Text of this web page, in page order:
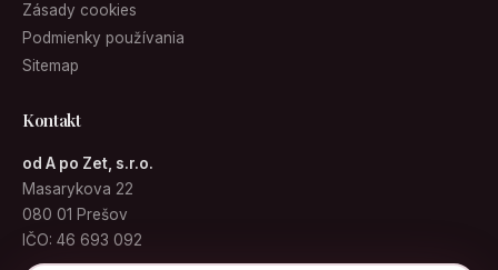
Zásady cookies
Podmienky používania
Sitemap
Kontakt
od A po Zet, s.r.o.
Masarykova 22
080 01 Prešov
IČO: 46 693 092